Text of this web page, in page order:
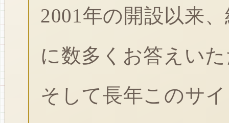
2001年の開設以来
に数多くお答えい
そして長年このサ